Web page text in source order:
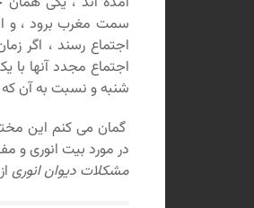
سمت مغرب برود ، و
اجتماع رسند ،
اجتماع مجدد آنها
شنبه و نسبت به آن
گمان می کنم این
در مورد بیت انوری و
مشکلات دیوان انوری